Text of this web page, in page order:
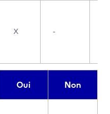
X -
Oui Non